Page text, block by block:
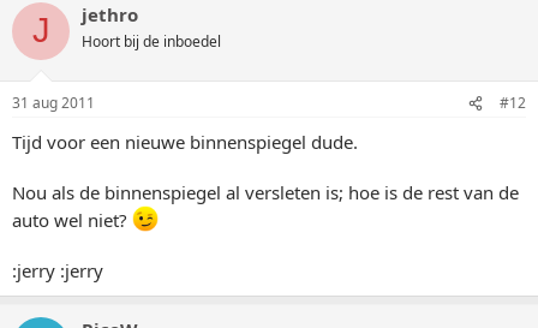
J jethro
Hoort bij de inboedel
31 aug 2011 #12
Tijd voor een nieuwe binnenspiegel dude.
Nou als de binnenspiegel al versleten is; hoe is de rest van de
auto wel niet?
:jerry :jerry